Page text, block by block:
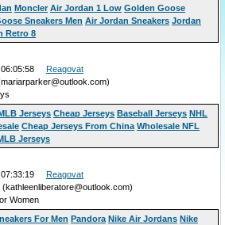
Moncler Air Jordan 1 Low Golden Goose
Sneakers Men Air Jordan Sneakers Jordan
Retro 8
06:05:58 Reagovat
Jerseys Cheap Jerseys Baseball Jerseys NHL
Cheap Jerseys From China Wholesale NFL
Jerseys
07:33:19 Reagovat
Women
For Men Pandora Nike Air Jordans Nike